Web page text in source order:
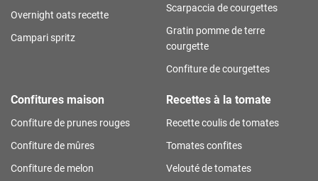
Overnight oats recette
Campari spritz
Scarpaccia de courgettes
Gratin pomme de terre
courgette
Confiture de courgettes
Confitures maison
Confiture de prunes rouges
Confiture de mûres
Confiture de melon
Recettes à la tomate
Recette coulis de tomates
Tomates confites
Velouté de tomates